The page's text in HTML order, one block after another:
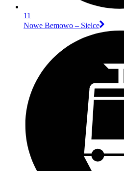
11
Nowe Bemowo – Sielce